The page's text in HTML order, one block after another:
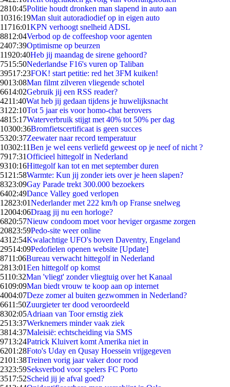
2810:45Politie houdt dronken man slapend in auto aan
10316:19Man sluit autoradiodief op in eigen auto
11716:01KPN verhoogt snelheid ADSL
8812:04Verbod op de coffeeshop voor agenten
2407:39Optimisme op beurzen
11920:40Heb jij maandag de sirene gehoord?
7515:50Nederlandse F16's vuren op Taliban
39517:23FOK! start petitie: red het 3FM kuiken!
9013:08Man filmt zilveren vliegende schotel
6614:02Gebruik jij een RSS reader?
4211:40Wat heb jij gedaan tijdens je huwelijksnacht
31 22:10Tot 5 jaar eis voor homo-chat berovers
4815:17Waterverbruik stijgt met 40% tot 50% per dag
10300:36Bromfietscertificaat is geen succes
5320:37Zeewater naar record temperatuur
10302:11Ben je wel eens verliefd geweest op je neef of nicht ?
7917:31Officieel hittegolf in Nederland
9310:16Hittegolf kan tot en met september duren
51 21:58Warmte: Kun jij zonder iets over je heen slapen?
8323:09Gay Parade trekt 300.000 bezoekers
6402:49Dance Valley goed verlopen
12823:01Nederlander met 222 km/h op Franse snelweg
12004:06Draag jij nu een horloge?
6820:57Nieuw condoom moet voor heviger orgasme zorgen
20823:59Pedo-site weer online
4312:54Kwalachtige UFO's boven Daventry, Engeland
29514:09Pedofielen openen website [Update]
8711:06Bureau verwacht hittegolf in Nederland
2813:01Een hittegolf op komst
5110:32Man 'vliegt' zonder vliegtuig over het Kanaal
6109:09Man biedt vrouw te koop aan op internet
4004:07Deze zomer al buiten gezwommen in Nederland?
6611:50Zuurgieter ter dood veroordeeld
8302:05Adriaan van Toor ernstig ziek
2513:37Werknemers minder vaak ziek
3814:37Maleisië: echtscheiding via SMS
9713:24Patrick Kluivert komt Amerika niet in
6201:28Foto's Uday en Qusay Hoessein vrijgegeven
2101:38Treinen vorig jaar vaker door rood
2323:59Seksverbod voor spelers FC Porto
3517:52Scheid jij je afval goed?